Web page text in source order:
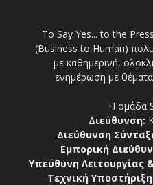
Το Say Yes... to the
(Business to Human)
με καθημερινή,
ενημέρωση με
Η ομάδα
Διεύθυνση:
Διεύθυνση
Εμπορική
Υπεύθυνη Λειτουργίας
Τεχνική